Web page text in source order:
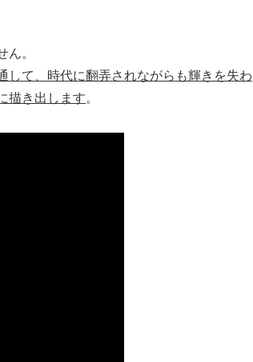
ん。
して、時代に翻弄されながらも輝きを失わ
描き出します。